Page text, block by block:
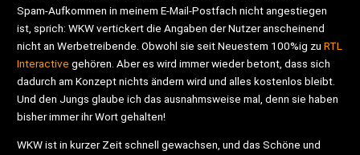
Spam-Aufkommen in meinem E-Mail-Postfach nicht angestiegen
ist, sprich: WKW vertickert die Angaben der Nutzer anscheinend
nicht an Werbetreibende. Obwohl sie seit Neuestem 100%ig zuRTL
Interactive gehören. Aber es wird immer wieder betont, dass sich
dadurch am Konzept nichts ändern wird und alles kostenlos bleibt.
Und den Jungs glaube ich das ausnahmsweise mal, denn sie haben
bisher immer ihr Wort gehalten!
WKW ist in kurzer Zeit schnell gewachsen, und das Schöne und